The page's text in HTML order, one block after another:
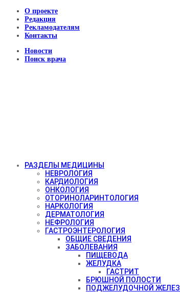
О проекте
Редакция
Рекламодателям
Контакты
Новости
Поиск врача
РАЗДЕЛЫ МЕДИЦИНЫ
НЕВРОЛОГИЯ
КАРДИОЛОГИЯ
ОНКОЛОГИЯ
ОТОРИНОЛАРИНТОЛОГИЯ
НАРКОЛОГИЯ
ДЕРМАТОЛОГИЯ
НЕФРОЛОГИЯ
ГАСТРОЭНТЕРОЛОГИЯ
ОБЩИЕ СВЕДЕНИЯ
ЗАБОЛЕВАНИЯ
ПИЩЕВОДА
ЖЕЛУДКА
ГАСТРИТ
БРЮШНОЙ ПОЛОСТИ
ПОДЖЕЛУДОЧНОЙ